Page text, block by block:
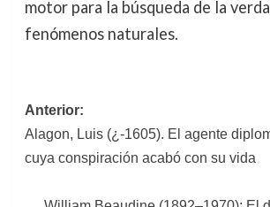
motor para la búsqueda de la
fenómenos naturales.
Navegación
de
entradas
Anterior:
Alagon, Luis (¿-1605). El agente
cuya conspiración acabó con su vida